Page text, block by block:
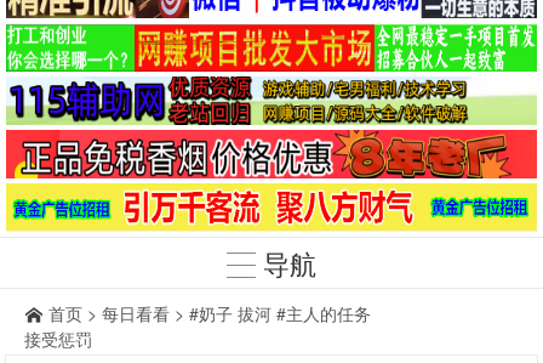
导航
首页 > 每日看看 > #奶子 拔河 #主人的任务
接受惩罚